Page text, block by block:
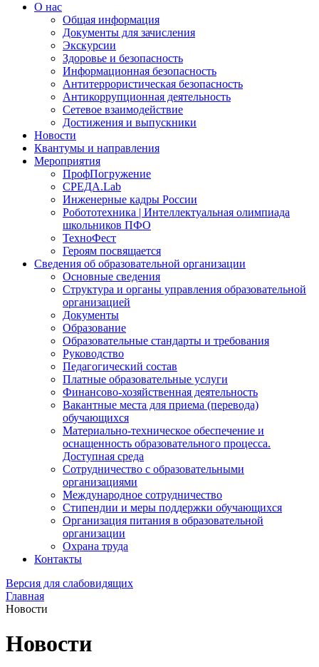
О нас
Общая информация
Документы для зачисления
Экскурсии
Здоровье и безопасность
Информационная безопасность
Антитеррористическая безопасность
Антикоррупционная деятельность
Сетевое взаимодействие
Достижения и выпускники
Новости
Квантумы и направления
Мероприятия
ПрофПогружение
СРЕДА.Lab
Инженерные кадры России
Робототехника | Интеллектуальная олимпиада
школьников ПФО
ТехноФест
Героям посвящается
Сведения об образовательной организации
Основные сведения
Структура и органы управления образовательной
организацией
Документы
Образование
Образовательные стандарты и требования
Руководство
Педагогический состав
Платные образовательные услуги
Финансово-хозяйственная деятельность
Вакантные места для приема (перевода)
обучающихся
Материально-техническое обеспечение и
оснащенность образовательного процесса.
Доступная среда
Сотрудничество с образовательными
организациями
Международное сотрудничество
Стипендии и меры поддержки обучающихся
Организация питания в образовательной
организации
Охрана труда
Контакты
Версия для слабовидящих
Главная
Новости
Новости